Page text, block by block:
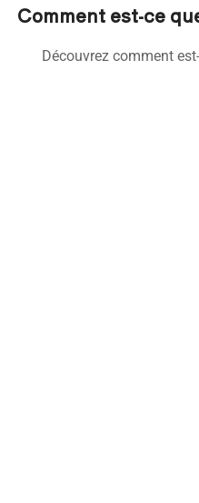
Comment est-ce
Découvrez comment